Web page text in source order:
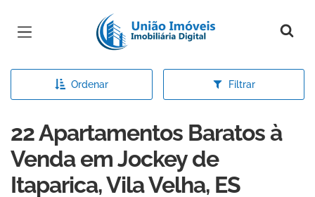
Página inicial
Ordenar Filtrar
22 Apartamentos Baratos à
Venda em Jockey de
Itaparica, Vila Velha, ES